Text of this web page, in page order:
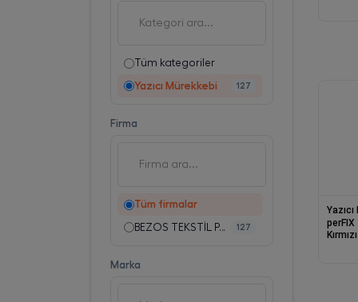
Tüm kategoriler
Yazıcı Mürekkebi 127
Firma
Tüm firmalar
BEZOS TEKSTİL PAZ.SAN.TİC.LTD.ŞTİ. 127
Marka
perFIX T101UM Üniversal